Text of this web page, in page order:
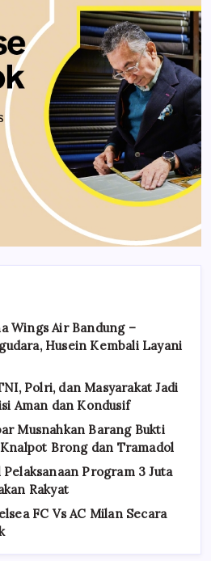
Wings Air Bandung –
Husein Kembali Layani
Polri, dan Masyarakat Jadi
Aman dan Kondusif
Musnahkan Barang Bukti
Brong dan Tramadol
Program 3 Juta
Rakyat
FC Vs AC Milan Secara